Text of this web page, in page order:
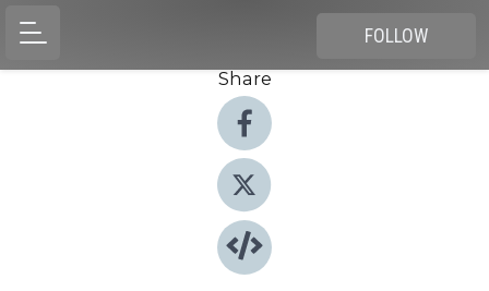
FOLLOW
Share